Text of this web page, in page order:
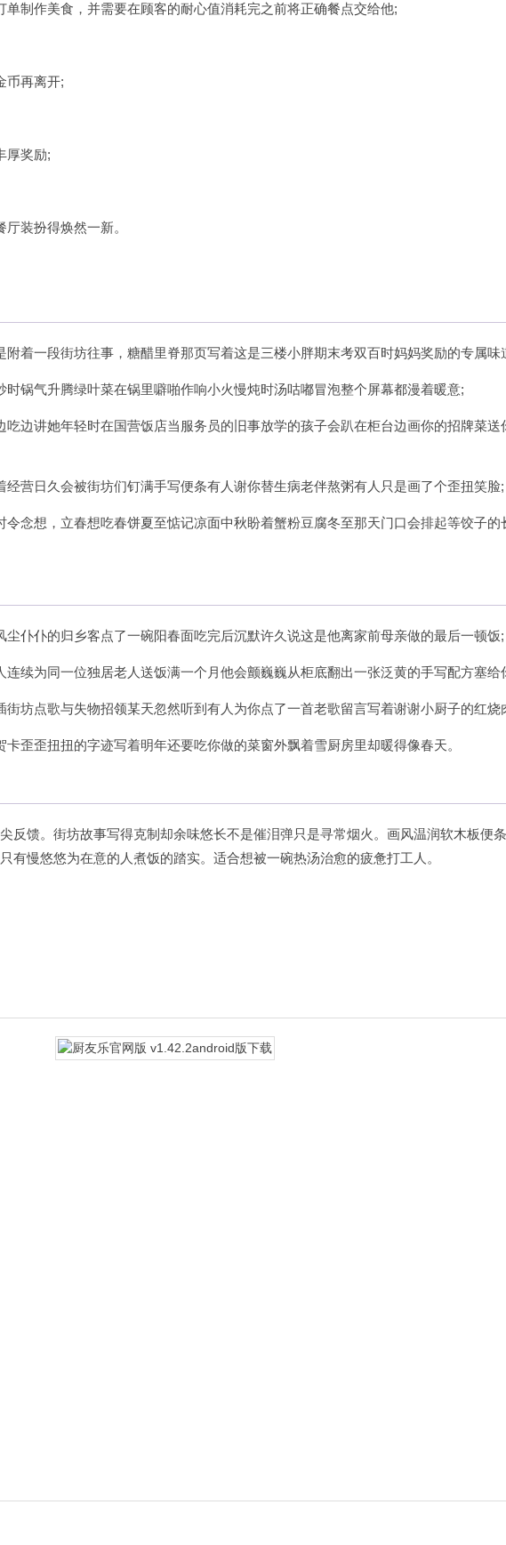
制作美食，并需要在顾客的耐心值消耗完之前将正确餐点交给他;
币再离开;
厚奖励;
装扮得焕然一新。
着一段街坊往事，糖醋里脊那页写着这是三楼小胖期末考双百时妈妈奖励的专属味
锅气升腾绿叶菜在锅里噼啪作响小火慢炖时汤咕嘟冒泡整个屏幕都漫着暖意;
边讲她年轻时在国营饭店当服务员的旧事放学的孩子会趴在柜台边画你的招牌菜送
营日久会被街坊们钉满手写便条有人谢你替生病老伴熬粥有人只是画了个歪扭笑脸;
念想，立春想吃春饼夏至惦记凉面中秋盼着蟹粉豆腐冬至那天门口会排起等饺子的
仆仆的归乡客点了一碗阳春面吃完后沉默许久说这是他离家前母亲做的最后一顿饭;
续为同一位独居老人送饭满一个月他会颤巍巍从柜底翻出一张泛黄的手写配方塞给
坊点歌与失物招领某天忽然听到有人为你点了一首老歌留言写着谢谢小厨子的红烧
歪歪扭扭的字迹写着明年还要吃你做的菜窗外飘着雪厨房里却暖得像春天。
反馈。街坊故事写得克制却余味悠长不是催泪弹只是寻常烟火。画风温润软木板便
有慢悠悠为在意的人煮饭的踏实。适合想被一碗热汤治愈的疲惫打工人。